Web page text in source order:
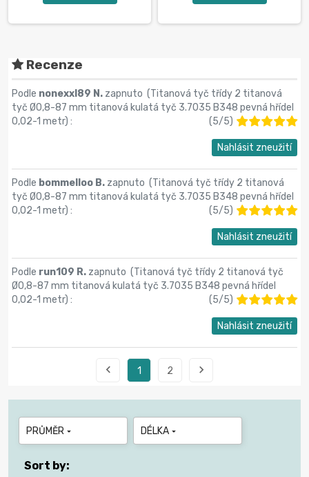
Recenze
Podle nonexxl89 N. zapnuto (Titanová tyč třídy 2 titanová
tyč Ø0,8-87 mm titanová kulatá tyč 3.7035 B348 pevná hřídel
0,02-1 metr) : (5/5)
Nahlásit zneužití
Podle bommelloo B. zapnuto (Titanová tyč třídy 2 titanová
tyč Ø0,8-87 mm titanová kulatá tyč 3.7035 B348 pevná hřídel
0,02-1 metr) : (5/5)
Nahlásit zneužití
Podle run109 R. zapnuto (Titanová tyč třídy 2 titanová tyč
Ø0,8-87 mm titanová kulatá tyč 3.7035 B348 pevná hřídel
0,02-1 metr) : (5/5)
Nahlásit zneužití
 1 2 
PRŮMĚR  DÉLKA 
Sort by: